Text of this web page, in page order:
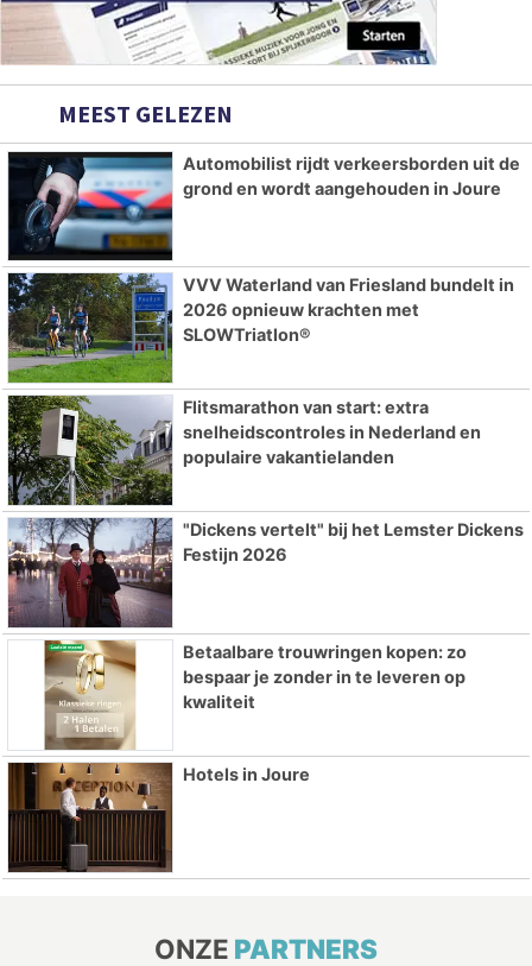
MEEST GELEZEN
Automobilist rijdt verkeersborden uit de
grond en wordt aangehouden in Joure
VVV Waterland van Friesland bundelt in
2026 opnieuw krachten met
SLOWTriatlon®
Flitsmarathon van start: extra
snelheidscontroles in Nederland en
populaire vakantielanden
"Dickens vertelt" bij het Lemster Dickens
Festijn 2026
Betaalbare trouwringen kopen: zo
bespaar je zonder in te leveren op
kwaliteit
Hotels in Joure
ONZE PARTNERS